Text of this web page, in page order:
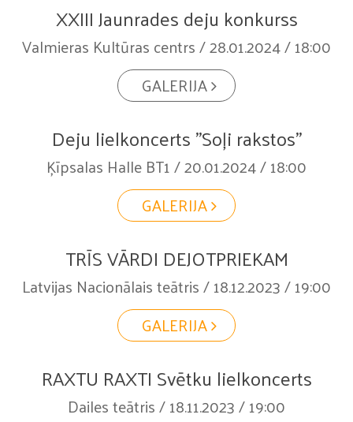
XXIII Jaunrades deju konkurss
Valmieras Kultūras centrs / 28.01.2024 / 18:00
GALERIJA
Deju lielkoncerts "Soļi rakstos"
Ķīpsalas Halle BT1 / 20.01.2024 / 18:00
GALERIJA
TRĪS VĀRDI DEJOTPRIEKAM
Latvijas Nacionālais teātris / 18.12.2023 / 19:00
GALERIJA
RAXTU RAXTI Svētku lielkoncerts
Dailes teātris / 18.11.2023 / 19:00